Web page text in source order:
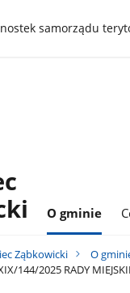
samorządu
O gminie
Ząbkowicki O
144/2025 RADY